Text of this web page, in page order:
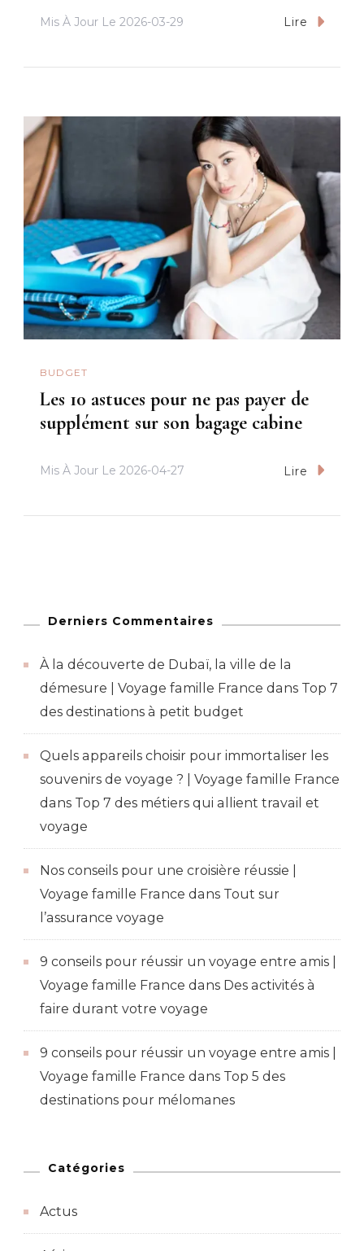
Mis À Jour Le 2026-03-29 Lire
BUDGET
Les 10 astuces pour ne pas payer de
supplément sur son bagage cabine
Mis À Jour Le 2026-04-27 Lire
Derniers Commentaires
À la découverte de Dubaï, la ville de la
démesure | Voyage famille France dans Top 7
des destinations à petit budget
Quels appareils choisir pour immortaliser les
souvenirs de voyage ? | Voyage famille France
dans Top 7 des métiers qui allient travail et
voyage
Nos conseils pour une croisière réussie |
Voyage famille France dans Tout sur
l’assurance voyage
9 conseils pour réussir un voyage entre amis |
Voyage famille France dans Des activités à
faire durant votre voyage
9 conseils pour réussir un voyage entre amis |
Voyage famille France dans Top 5 des
destinations pour mélomanes
Catégories
Actus